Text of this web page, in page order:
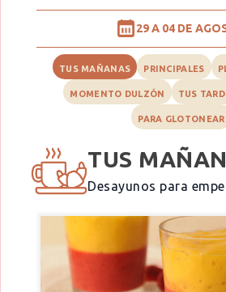
29 A 04 DE
TUS MAÑANAS PRINCIPALES
MOMENTO DULZÓN TUS
PARA GLOTONEAR
TUS
Desayunos para